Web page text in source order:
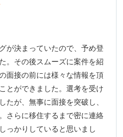
が決まっていたので、予め登
。その後スムーズに案件を紹
面接の前には様々な情報を頂
とができました。選考を受け
たが、無事に面接を突破し、
さらに移住するまで密に連絡
っかりしていると思いまし